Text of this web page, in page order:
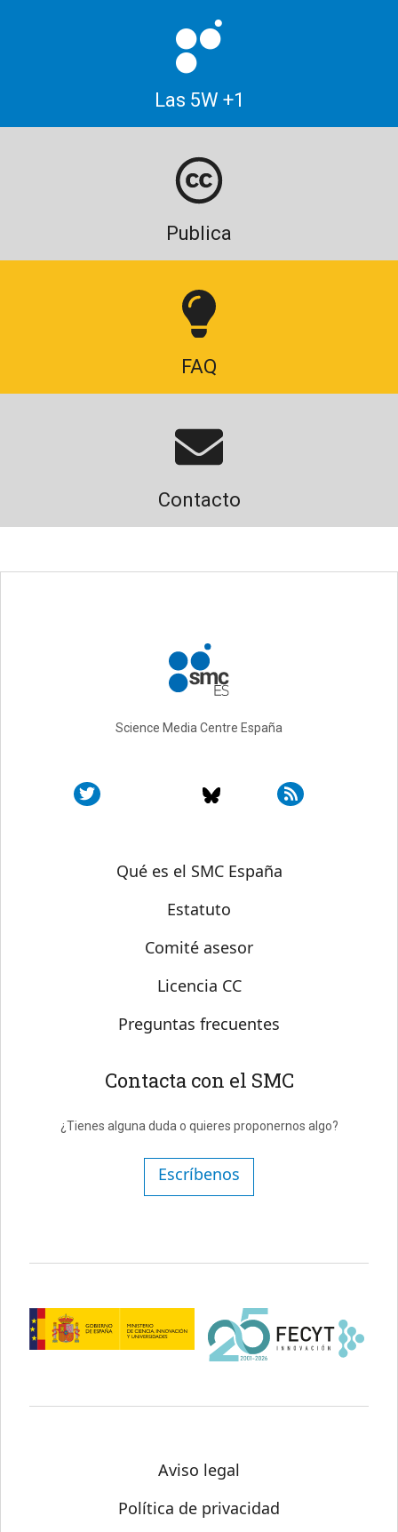
Las 5W +1
Publica
FAQ
Contacto
Science Media Centre España
Sobre SMC España
Qué es el SMC España
Estatuto
Comité asesor
Licencia CC
Preguntas frecuentes
Contacta con el SMC
¿Tienes alguna duda o quieres proponernos algo?
Escríbenos
Aviso legal
Política de privacidad